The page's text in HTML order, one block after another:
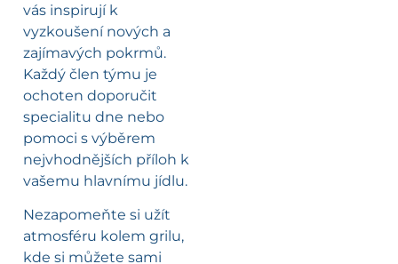
vás inspirují k
vyzkoušení nových a
zajímavých pokrmů.
Každý člen týmu je
ochoten doporučit
specialitu dne nebo
pomoci s výběrem
nejvhodnějších příloh k
vašemu hlavnímu jídlu.
Nezapomeňte si užít
atmosféru kolem grilu,
kde si můžete sami